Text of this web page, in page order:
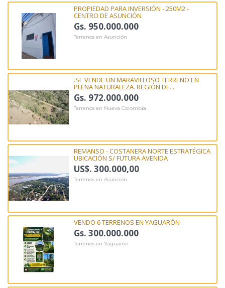
PROPIEDAD PARA INVERSIÓN - 250M2 -
CENTRO DE ASUNCIÓN
Gs. 950.000.000
Terrenos en Asunción
.SE VENDE UN MARAVILLOSO TERRENO EN
PLENA NATURALEZA. REGIÓN DE...
Gs. 972.000.000
Terrenos en Nueva Colombia
REMANSO - COSTANERA NORTE ESTRATÉGICA
UBICACIÓN S/ FUTURA AVENIDA
US$. 300.000,00
Terrenos en Asunción
VENDO 6 TERRENOS EN YAGUARÓN
Gs. 300.000.000
Terrenos en Yaguarón